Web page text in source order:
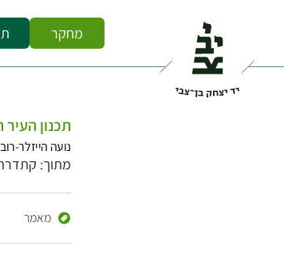
מחקר
תכנון העיר
נועה הייזלר-
מתוך: קתדרה
מאמר